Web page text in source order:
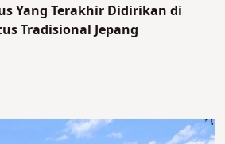
Yang Terakhir Didirikan di
Tradisional Jepang